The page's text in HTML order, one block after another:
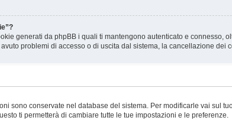
generati da phpBB i quali ti mantengono autenticato e connesso,
problemi di accesso o di uscita dal sistema, la cancellazione dei
sono conservate nel database del sistema. Per modificarle vai sul
ti permetterà di cambiare tutte le tue impostazioni e le preferenze.